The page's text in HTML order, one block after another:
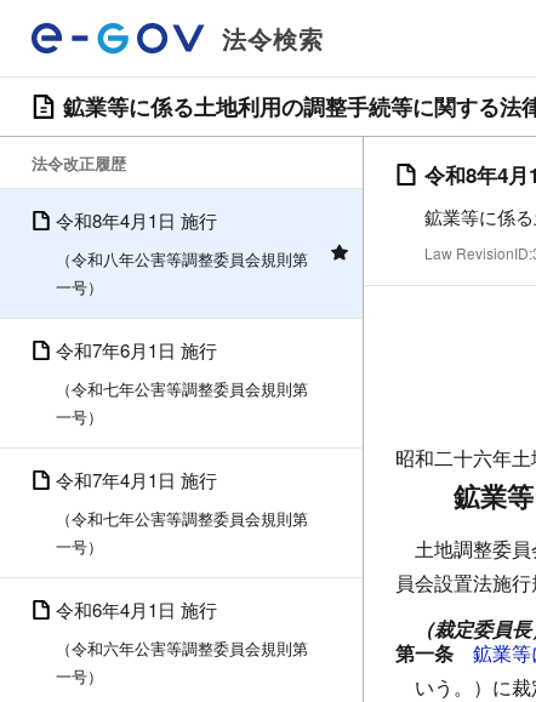
法令検索
鉱業等に係る土地利用の調整手続等に関する法
法令改正履歴
令和8年4月1日 施行
（令和八年公害等調整委員会規則第
一号）
令和7年6月1日 施行
（令和七年公害等調整委員会規則第
一号）
令和7年4月1日 施行
（令和七年公害等調整委員会規則第
一号）
令和6年4月1日 施行
（令和六年公害等調整委員会規則第
一号）
令和8年4
鉱業等に係
Law
昭和二十六年
鉱業
土地調整委
員会設置法施
（裁定委員長
第一条 鉱業
いう。）に